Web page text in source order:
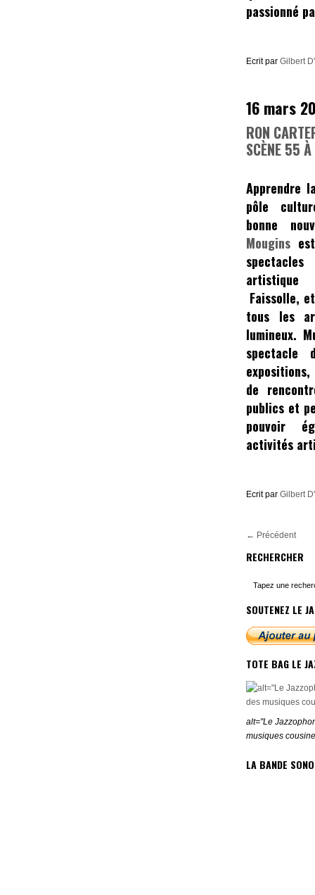
passionné
Ecrit par Gilbert
16 mars
RON
SCÈNE 55
Apprendre
pôle
bonne
Mougins
Faissolle,
tous les
lumineux.
spectacle
de
publics et
pouvoir
activités
Ecrit par Gilbert
← Précédent
RECHERCHER
SOUTENEZ LE
TOTE BAG LE
alt="Le
musiques
LA BANDE